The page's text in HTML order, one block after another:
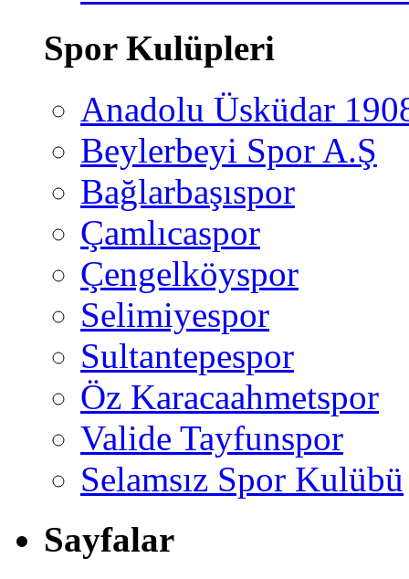
Spor Kulüpleri
Anadolu Üsküdar
Beylerbeyi Spor A.Ş
Bağlarbaşıspor
Çamlıcaspor
Çengelköyspor
Selimiyespor
Sultantepespor
Öz Karacaahmetspor
Valide Tayfunspor
Selamsız Spor Kulübü
Sayfalar